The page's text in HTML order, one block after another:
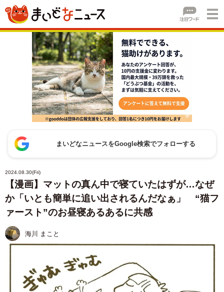
まいどなニュースをGoogle検索でフォローする
2024.08.30(Fri)
【漫画】マットの真ん中で寝ていたはずが…なぜ
か「いとも簡単に追い出されるんだなぁ」 “猫フ
ァースト”のお昼寝あるあるに共感
海川 まこと